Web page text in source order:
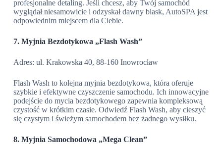
profesjonalne detaling. Jeśli chcesz, aby Twój samochód
wyglądał niesamowicie i odzyskał dawny blask, AutoSPA jest
odpowiednim miejscem dla Ciebie.
7. Myjnia Bezdotykowa „Flash Wash”
Adres: ul. Krakowska 40, 88-160 Inowrocław
Flash Wash to kolejna myjnia bezdotykowa, która oferuje
szybkie i efektywne czyszczenie samochodu. Ich innowacyjne
podejście do mycia bezdotykowego zapewnia kompleksową
czystość w krótkim czasie. Odwiedź Flash Wash, aby cieszyć
się czystym i świeżym samochodem bez żadnego wysiłku.
8. Myjnia Samochodowa „Mega Clean”